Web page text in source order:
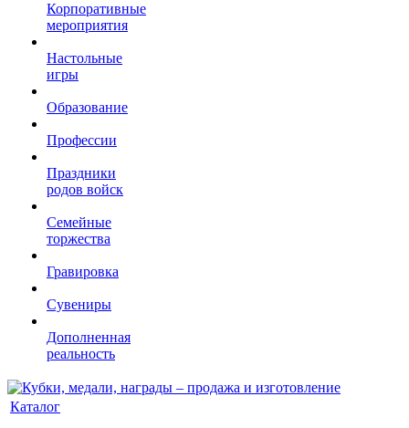
Корпоративные
мероприятия
Настольные
игры
Образование
Профессии
Праздники
родов войск
Семейные
торжества
Гравировка
Сувениры
Дополненная
реальность
Каталог